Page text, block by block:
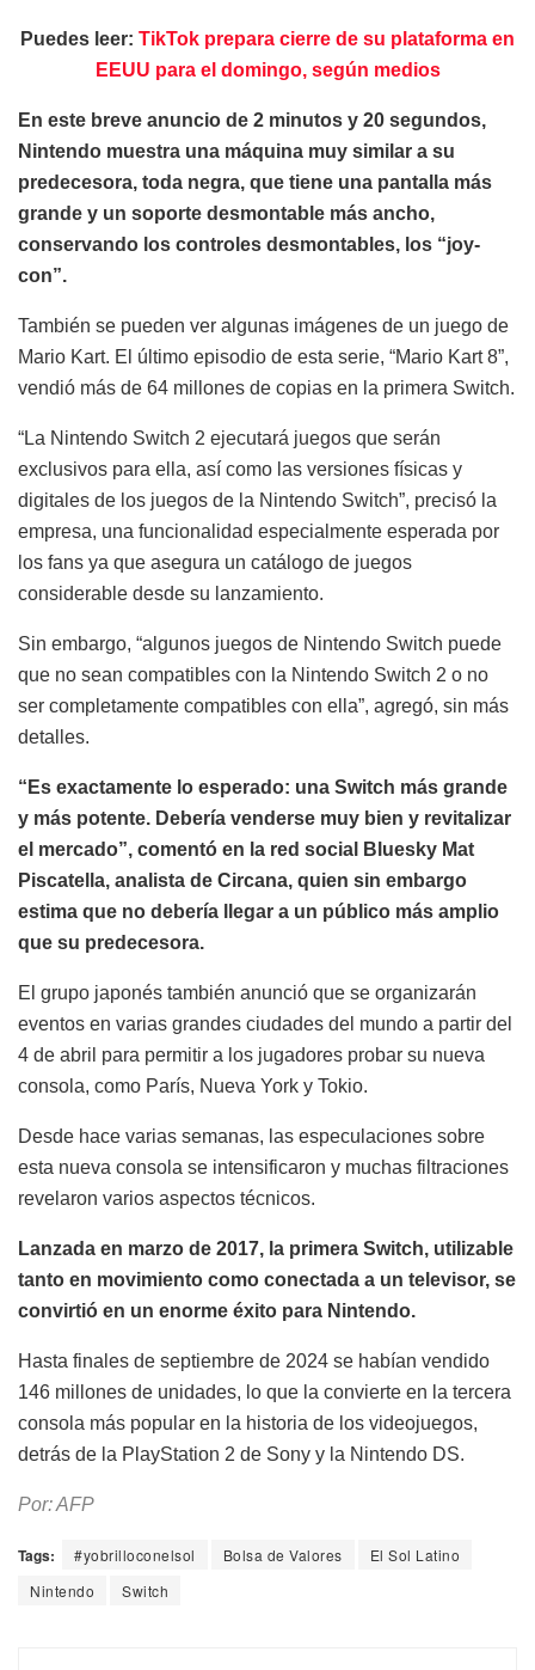
Puedes leer: TikTok prepara cierre de su plataforma en
EEUU para el domingo, según medios
En este breve anuncio de 2 minutos y 20 segundos,
Nintendo muestra una máquina muy similar a su
predecesora, toda negra, que tiene una pantalla más
grande y un soporte desmontable más ancho,
conservando los controles desmontables, los “joy-
con”.
También se pueden ver algunas imágenes de un juego de
Mario Kart. El último episodio de esta serie, “Mario Kart 8”,
vendió más de 64 millones de copias en la primera Switch.
“La Nintendo Switch 2 ejecutará juegos que serán
exclusivos para ella, así como las versiones físicas y
digitales de los juegos de la Nintendo Switch”, precisó la
empresa, una funcionalidad especialmente esperada por
los fans ya que asegura un catálogo de juegos
considerable desde su lanzamiento.
Sin embargo, “algunos juegos de Nintendo Switch puede
que no sean compatibles con la Nintendo Switch 2 o no
ser completamente compatibles con ella”, agregó, sin más
detalles.
“Es exactamente lo esperado: una Switch más grande
y más potente. Debería venderse muy bien y revitalizar
el mercado”, comentó en la red social Bluesky Mat
Piscatella, analista de Circana, quien sin embargo
estima que no debería llegar a un público más amplio
que su predecesora.
El grupo japonés también anunció que se organizarán
eventos en varias grandes ciudades del mundo a partir del
4 de abril para permitir a los jugadores probar su nueva
consola, como París, Nueva York y Tokio.
Desde hace varias semanas, las especulaciones sobre
esta nueva consola se intensificaron y muchas filtraciones
revelaron varios aspectos técnicos.
Lanzada en marzo de 2017, la primera Switch, utilizable
tanto en movimiento como conectada a un televisor, se
convirtió en un enorme éxito para Nintendo.
Hasta finales de septiembre de 2024 se habían vendido
146 millones de unidades, lo que la convierte en la tercera
consola más popular en la historia de los videojuegos,
detrás de la PlayStation 2 de Sony y la Nintendo DS.
Por: AFP
Tags: #yobrilloconelsol Bolsa de Valores
El Sol Latino
Nintendo
Switch